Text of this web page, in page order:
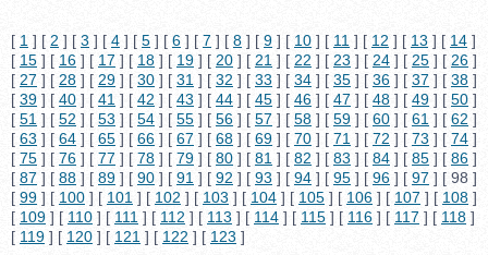
[ 1 ] [ 2 ] [ 3 ] [ 4 ] [ 5 ] [ 6 ] [ 7 ] [ 8 ] [ 9 ] [ 10 ] [ 11 ] [ 12 ] [ 13 ] [ 14 ]
[ 15 ] [ 16 ] [ 17 ] [ 18 ] [ 19 ] [ 20 ] [ 21 ] [ 22 ] [ 23 ] [ 24 ] [ 25 ] [ 26 ]
[ 27 ] [ 28 ] [ 29 ] [ 30 ] [ 31 ] [ 32 ] [ 33 ] [ 34 ] [ 35 ] [ 36 ] [ 37 ] [ 38 ]
[ 39 ] [ 40 ] [ 41 ] [ 42 ] [ 43 ] [ 44 ] [ 45 ] [ 46 ] [ 47 ] [ 48 ] [ 49 ] [ 50 ]
[ 51 ] [ 52 ] [ 53 ] [ 54 ] [ 55 ] [ 56 ] [ 57 ] [ 58 ] [ 59 ] [ 60 ] [ 61 ] [ 62 ]
[ 63 ] [ 64 ] [ 65 ] [ 66 ] [ 67 ] [ 68 ] [ 69 ] [ 70 ] [ 71 ] [ 72 ] [ 73 ] [ 74 ]
[ 75 ] [ 76 ] [ 77 ] [ 78 ] [ 79 ] [ 80 ] [ 81 ] [ 82 ] [ 83 ] [ 84 ] [ 85 ] [ 86 ]
[ 87 ] [ 88 ] [ 89 ] [ 90 ] [ 91 ] [ 92 ] [ 93 ] [ 94 ] [ 95 ] [ 96 ] [ 97 ] [ 98 ]
[ 99 ] [ 100 ] [ 101 ] [ 102 ] [ 103 ] [ 104 ] [ 105 ] [ 106 ] [ 107 ] [ 108 ]
[ 109 ] [ 110 ] [ 111 ] [ 112 ] [ 113 ] [ 114 ] [ 115 ] [ 116 ] [ 117 ] [ 118 ]
[ 119 ] [ 120 ] [ 121 ] [ 122 ] [ 123 ]